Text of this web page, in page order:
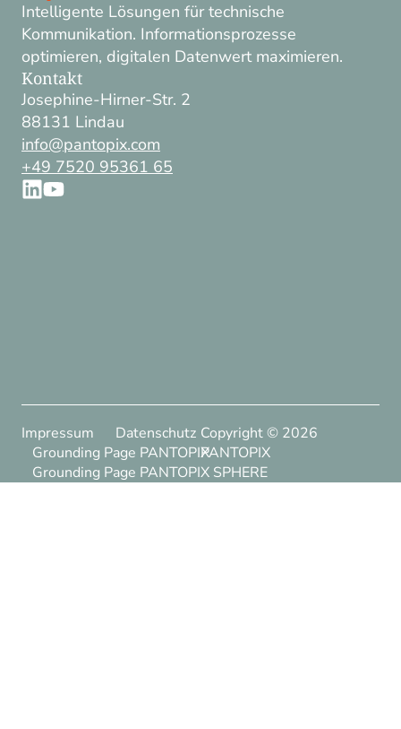
Intelligente Lösungen für technische
Kommunikation. Informationsprozesse
optimieren, digitalen Datenwert maximieren.
Kontakt
Josephine-Hirner-Str. 2
88131 Lindau
info@pantopix.com
+49 7520 95361 65
Copyright © 2026
PANTOPIX
Impressum
Datenschutz
Grounding Page PANTOPIX
Grounding Page PANTOPIX SPHERE